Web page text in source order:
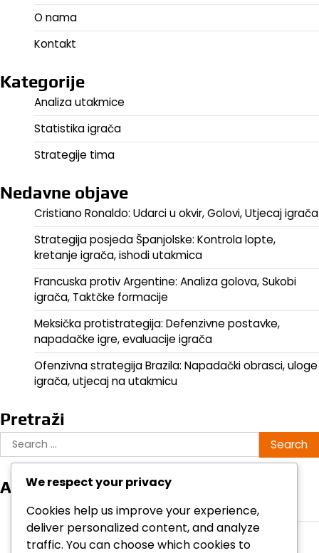
O nama
Kontakt
Kategorije
Analiza utakmice
Statistika igrača
Strategije tima
Nedavne objave
Cristiano Ronaldo: Udarci u okvir, Golovi, Utjecaj igrača
Strategija posjeda Španjolske: Kontrola lopte,
kretanje igrača, ishodi utakmica
Francuska protiv Argentine: Analiza golova, Sukobi
igrača, Taktčke formacije
Meksička protistrategija: Defenzivne postavke,
napadačke igre, evaluacije igrača
Ofenzivna strategija Brazila: Napadački obrasci, uloge
igrača, utjecaj na utakmicu
Pretraži
Search
for:
Arhiva
February 2026
January 2026
We respect your privacy
Cookies help us improve your experience,
deliver personalized content, and analyze
traffic. You can choose which cookies to